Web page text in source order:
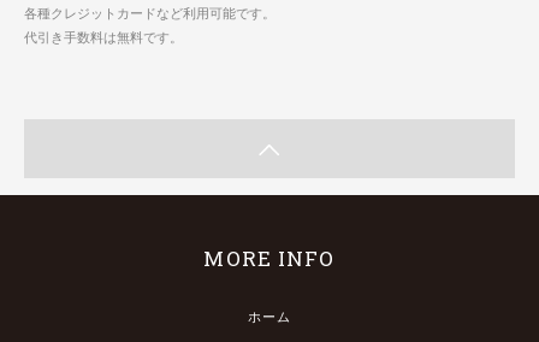
各種クレジットカードなど利用可能です。
代引き手数料は無料です。
MORE INFO
ホーム